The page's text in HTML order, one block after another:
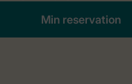
Min reservation